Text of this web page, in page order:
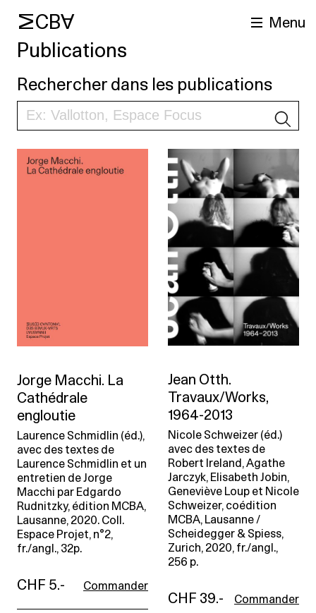
MCBA Menu
Publications
Rechercher dans les publications
Jorge Macchi. La
Cathédrale
engloutie
Laurence Schmidlin (éd.),
avec des textes de
Laurence Schmidlin et un
entretien de Jorge
Macchi par Edgardo
Rudnitzky, édition MCBA,
Lausanne, 2020. Coll.
Espace Projet, n°2,
fr./angl., 32p.
CHF 5.- Commander
Jean Otth.
Travaux/Works,
1964-2013
Nicole Schweizer (éd.)
avec des textes de
Robert Ireland, Agathe
Jarczyk, Elisabeth Jobin,
Geneviève Loup et Nicole
Schweizer, coédition
MCBA, Lausanne /
Scheidegger & Spiess,
Zurich, 2020, fr./angl.,
256 p.
CHF 39.- Commander